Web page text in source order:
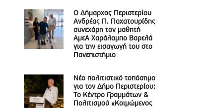
Ο Δήμαρχος Περιστερίου
Ανδρέας Π. Παχατουρίδης
συνεχάρη τον μαθητή
ΑμεΑ Χαράλαμπο Βαρελά
για την εισαγωγή του στο
Πανεπιστήμιο
Νέο πολιτιστικό τοπόσημο
για τον Δήμο Περιστερίου:
Το Κέντρο Γραμμάτων &
Πολιτισμού «Κοιμώμενος